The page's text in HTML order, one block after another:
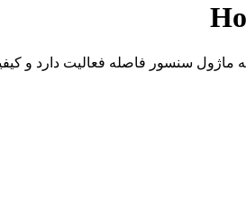
سنسور فاصله فعالیت دارد و